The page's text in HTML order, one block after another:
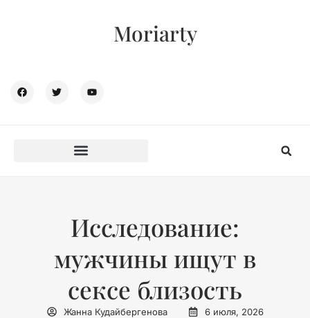
Moriarty
Исследование:
мужчины ищут в
сексе близость
Жанна Кудайбергенова 6 июля, 2026